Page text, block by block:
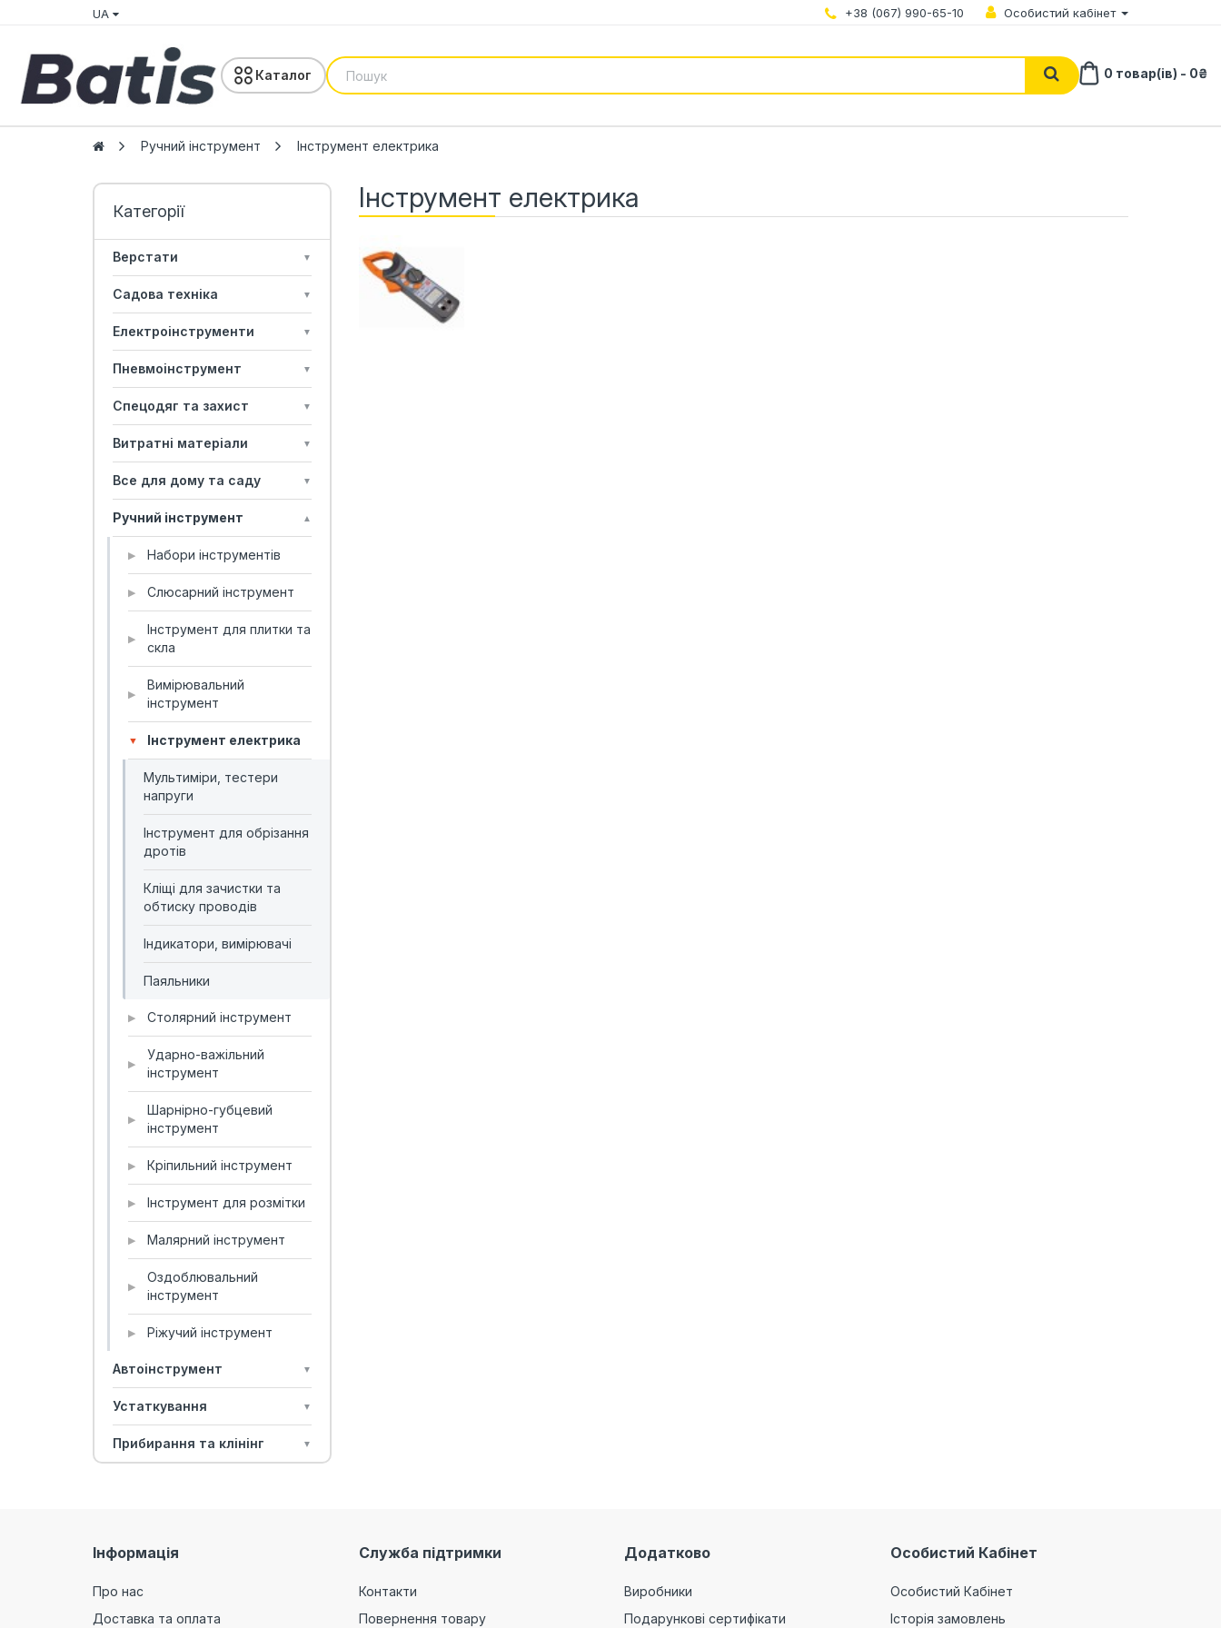
UA +38 (067) 990-65-10 Особистий кабінет
Каталог 0 товар(ів) - 0₴
Ручний інструмент Інструмент електрика
Верстати ▼
Садова техніка ▼
Електроінструменти ▼
Пневмоінструмент ▼
Спецодяг та захист ▼
Витратні матеріали ▼
Все для дому та саду ▼
Ручний інструмент ▲
▶ Набори інструментів
▶ Слюсарний інструмент
▶
Інструмент для плитки та
скла
▶
Вимірювальний
інструмент
▼ Інструмент електрика
Мультиміри, тестери
напруги
Інструмент для обрізання
дротів
Кліщі для зачистки та
обтиску проводів
Індикатори, вимірювачі
Паяльники
▶ Столярний інструмент
▶
Ударно-важільний
інструмент
▶
Шарнірно-губцевий
інструмент
▶ Кріпильний інструмент
▶ Інструмент для розмітки
▶ Малярний інструмент
▶
Оздоблювальний
інструмент
▶ Ріжучий інструмент
Автоінструмент ▼
Устаткування ▼
Прибирання та клінінг ▼
Інструмент електрика
Інформація
Про нас
Доставка та оплата
Служба підтримки
Контакти
Повернення товару
Додатково
Виробники
Подарункові сертифікати
Особистий Кабінет
Особистий Кабінет
Історія замовлень